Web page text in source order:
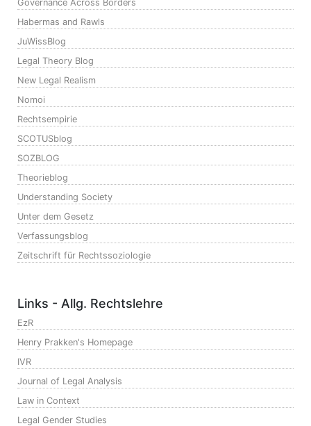
Governance Across Borders
Habermas and Rawls
JuWissBlog
Legal Theory Blog
New Legal Realism
Nomoi
Rechtsempirie
SCOTUSblog
SOZBLOG
Theorieblog
Understanding Society
Unter dem Gesetz
Verfassungsblog
Zeitschrift für Rechtssoziologie
Links - Allg. Rechtslehre
EzR
Henry Prakken's Homepage
IVR
Journal of Legal Analysis
Law in Context
Legal Gender Studies